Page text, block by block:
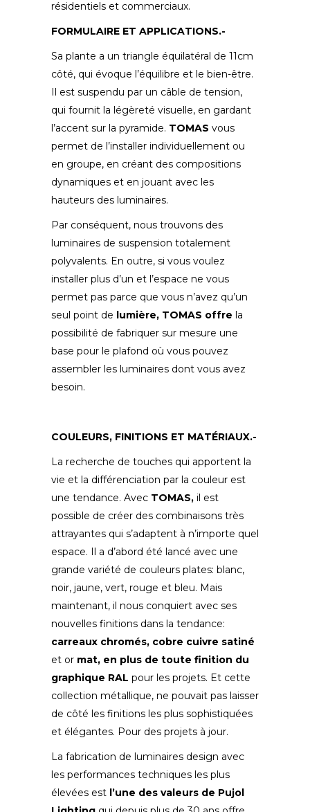
résidentiels et commerciaux.
FORMULAIRE ET APPLICATIONS.-
Sa plante a un triangle équilatéral de 11cm
côté, qui évoque l’équilibre et le bien-être.
Il est suspendu par un câble de tension,
qui fournit la légèreté visuelle, en gardant
l’accent sur la pyramide. TOMAS vous
permet de l’installer individuellement ou
en groupe, en créant des compositions
dynamiques et en jouant avec les
hauteurs des luminaires.
Par conséquent, nous trouvons des
luminaires de suspension totalement
polyvalents. En outre, si vous voulez
installer plus d’un et l’espace ne vous
permet pas parce que vous n’avez qu’un
seul point de lumière, TOMAS offre la
possibilité de fabriquer sur mesure une
base pour le plafond où vous pouvez
assembler les luminaires dont vous avez
besoin.
COULEURS, FINITIONS ET MATÉRIAUX.-
La recherche de touches qui apportent la
vie et la différenciation par la couleur est
une tendance. Avec TOMAS, il est
possible de créer des combinaisons très
attrayantes qui s’adaptent à n’importe quel
espace. Il a d’abord été lancé avec une
grande variété de couleurs plates: blanc,
noir, jaune, vert, rouge et bleu. Mais
maintenant, il nous conquiert avec ses
nouvelles finitions dans la tendance:
carreaux chromés, cobre cuivre satiné
et or mat, en plus de toute finition du
graphique RAL pour les projets. Et cette
collection métallique, ne pouvait pas laisser
de côté les finitions les plus sophistiquées
et élégantes. Pour des projets à jour.
La fabrication de luminaires design avec
les performances techniques les plus
élevées est l’une des valeurs de Pujol